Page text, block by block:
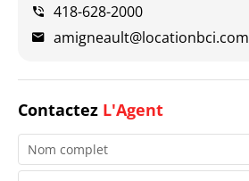
418-628-2000
amigneault@locationbci.com
Contactez L'Agent